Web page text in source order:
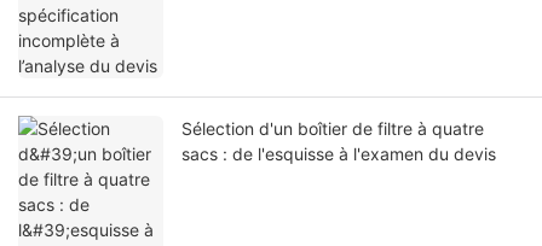
Sélection d'un boîtier de filtre à quatre
sacs : de l'esquisse à l'examen du devis